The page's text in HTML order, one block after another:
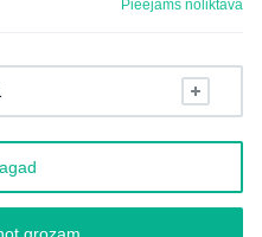
Pieejams noliktavā